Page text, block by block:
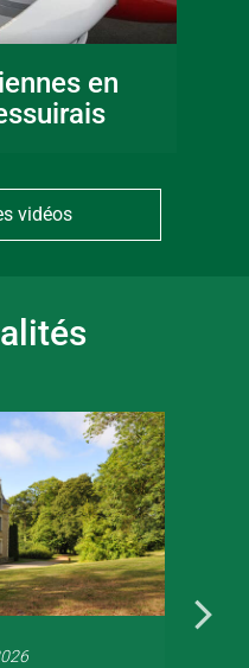
en
vidéos